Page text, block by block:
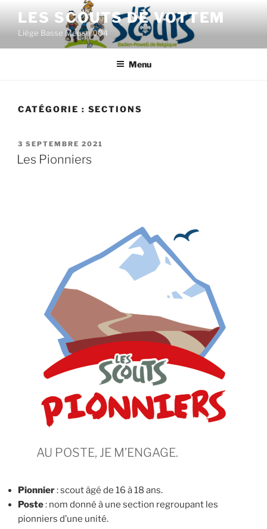
contenu
principal
LES SCOUTS DE VOTTEM
Liège Basse Meuse 004
Menu
CATÉGORIE : SECTIONS
PUBLIÉ
LE
3 SEPTEMBRE 2021
Les Pionniers
AU POSTE, JE M’ENGAGE.
Pionnier: scout âgé de 16 à 18 ans.
Poste: nom donné à une section regroupant les
pionniers d’une unité.